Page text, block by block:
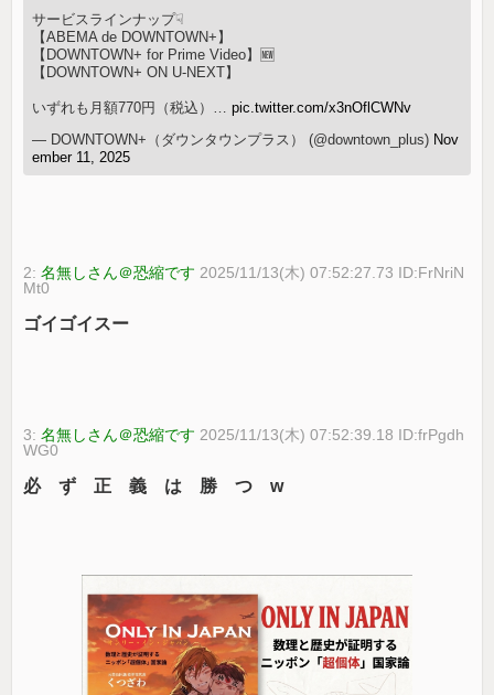
サービスラインナップ☟
【ABEMA de DOWNTOWN+】
【DOWNTOWN+ for Prime Video】🆕
【DOWNTOWN+ ON U-NEXT】
いずれも月額770円（税込）…pic.twitter.com/x3nOflCWNv
— DOWNTOWN+（ダウンタウンプラス） (@downtown_plus) Nov
ember 11, 2025
2:名無しさん＠恐縮です 2025/11/13(木) 07:52:27.73 ID:FrNriN
Mt0
ゴイゴイスー
3:名無しさん＠恐縮です 2025/11/13(木) 07:52:39.18 ID:frPgdh
WG0
必 ず 正 義 は 勝 つ w